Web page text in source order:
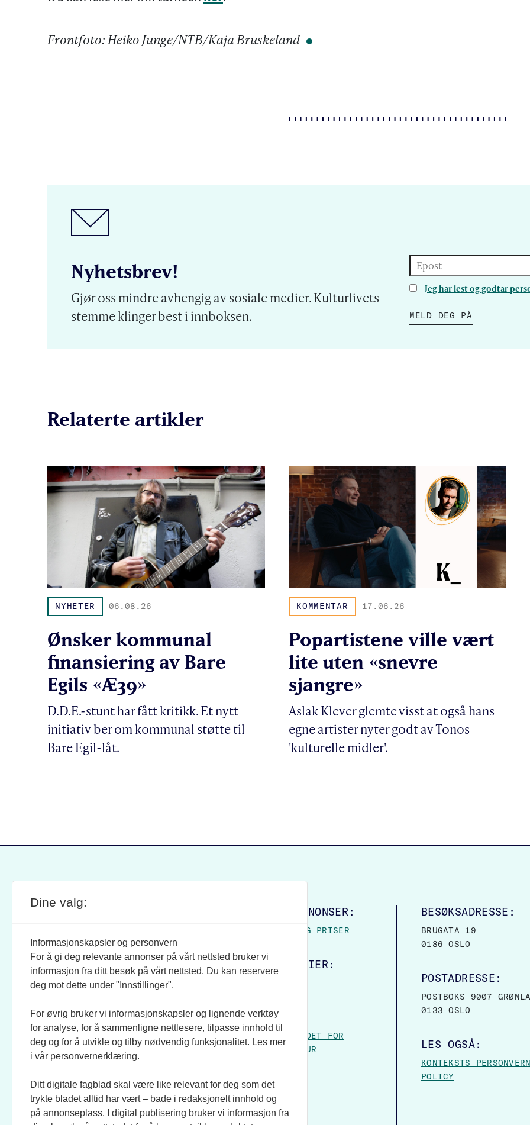
Frontfoto: Heiko Junge/NTB/Kaja Bruskeland
Nyhetsbrev!
Gjør oss mindre avhengig av sosiale medier. Kulturlivets
stemme klinger best i innboksen.
Epost
Jeg har lest og godtar
MELD DEG PÅ
Relaterte artikler
NYHETER 06.08.26
Ønsker kommunal
finansiering av Bare
Egils «Æ39»
D.D.E.-stunt har fått kritikk. Et nytt
initiativ ber om kommunal støtte til
Bare Egil-låt.
KOMMENTAR 17.06.26
Popartistene ville vært
lite uten «snevre
sjangre»
Aslak Klever glemte visst at også hans
egne artister nyter godt av Tonos
'kulturelle midler'.
SITE FOOTERANSVARLIG REDAKTØR:
JOURNALISTER:
EVEN FINSRUD
BIDRAGSYTERE:
MAREN DUAAS, RONJA
SAGSTUEN LARSEN, KNUT
LØVÅS, ANLOV PETER
SKAANSAR, EINAR STRAY,
TELLEF ØGRIM.
STILLINGSANNONSER:
INFORMASJON OG PRISER
SOSIALE MEDIER:
UTGIVER:
CREO – FORBUNDET FOR
KUNST OG KULTUR
BESØKSADRESSE:
BRUGATA 19
0186 OSLO
POSTADRESSE:
POSTBOKS 9007
0133 OSLO
LES OGSÅ:
KONTEKSTS
POLICY
Dine valg:
Informasjonskapsler og personvern
For å gi deg relevante annonser på vårt nettsted bruker vi
informasjon fra ditt besøk på vårt nettsted. Du kan reservere
deg mot dette under "Innstillinger".
For øvrig bruker vi informasjonskapsler og lignende verktøy
for analyse, for å sammenligne nettlesere, tilpasse innhold til
deg og for å utvikle og tilby nødvendig funksjonalitet. Les mer
i vår personvernerklæring.
Ditt digitale fagblad skal være like relevant for deg som det
trykte bladet alltid har vært – bade i redaksjonelt innhold og
på annonseplass. I digital publisering bruker vi informasjon fra